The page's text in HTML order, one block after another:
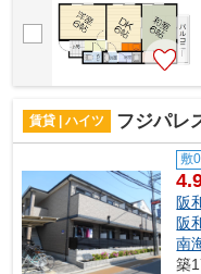
賃貸 | ハイツ フジパレ
敷0
阪
阪
南
築